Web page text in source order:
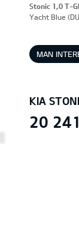
Stonic 1,0 T-
Yacht Blue
MAN
KIA
20